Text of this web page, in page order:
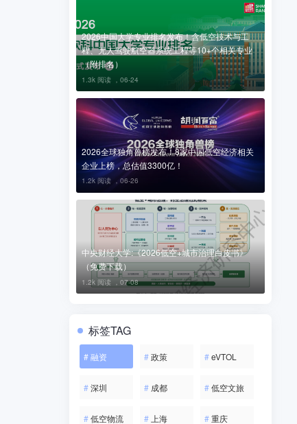
2026中国大学专业排名发布！含低空技术与工
程、无人驾驶航空器系统工程等10+个相关专业
（附排名）
1.3k 阅读 ， 06-24
2026全球独角兽榜发布！8家中国低空经济相关
企业上榜，总估值3300亿！
1.2k 阅读 ， 06-26
中央财经大学:《2026低空+城市治理白皮书》
（免费下载）
1.2k 阅读 ， 07-08
标签TAG
#融资 #政策 #eVTOL
#深圳 # 成都 #低空文旅
#低空物流 # 上海 #重庆